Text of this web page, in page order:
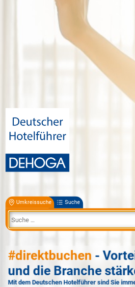
Umkreissuche Suche
#direktbuchen -
und die Branche
Mit dem Deutschen Hotelführer sind Sie